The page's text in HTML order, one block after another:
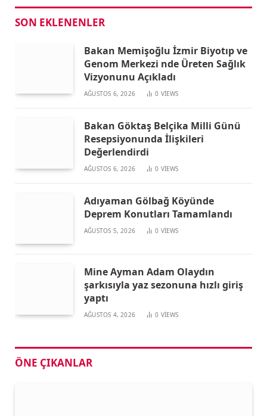
SON EKLENENLER
Bakan Memişoğlu İzmir Biyotıp ve
Genom Merkezi nde Üreten Sağlık
Vizyonunu Açıkladı
AĞUSTOS 6, 2026 0 VIEWS
Bakan Göktaş Belçika Milli Günü
Resepsiyonunda İlişkileri
Değerlendirdi
AĞUSTOS 6, 2026 0 VIEWS
Adıyaman Gölbağ Köyünde
Deprem Konutları Tamamlandı
AĞUSTOS 5, 2026 0 VIEWS
Mine Ayman Adam Olaydın
şarkısıyla yaz sezonuna hızlı giriş
yaptı
AĞUSTOS 4, 2026 0 VIEWS
ÖNE ÇIKANLAR